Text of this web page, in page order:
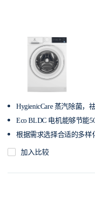
HygienicCare 蒸汽除菌，
Eco BLDC 电机能够节能
根据需求选择合适的多样
加入比较